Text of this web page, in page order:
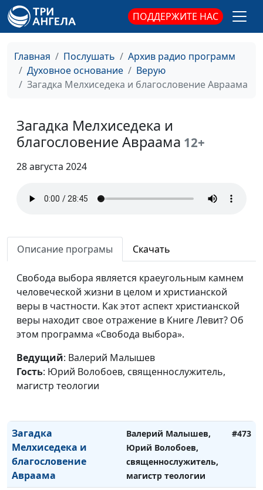
ПОДДЕРЖИТЕ НАС
Главная Послушать
Архив радио программ
Духовное основание
Верую
Загадка Мелхиседека и благословение Авраама
Загадка Мелхиседека и
благословение Авраама 12+
28 августа 2024
Описание програмы Скачать
Свобода выбора является краеугольным камнем
человеческой жизни в целом и христианской
веры в частности. Как этот аспект христианской
веры находит свое отражение в Книге Левит? Об
этом программа «Свобода выбора».
Ведущий: Валерий Малышев
Гость: Юрий Волобоев, священнослужитель,
магистр теологии
магистр теологии
Уничтожение Содома
и судьба Лота
Валерий Малышев,
Юрий Волобоев,
священнослужитель,
магистр теологии
#479
Бога поменять
решение
священнослужитель,
магистр теологии
Ангелы в гостях у
священнослужитель,
Обновление завета
Бога с Авраамом
Юрий Волобоев,
священнослужитель,
магистр теологии
Сара и Агарь: к чему
приводят ошибки?
Валерий Малышев,
Юрий Волобоев,
священнослужитель,
магистр теологии
#475
Где наследник?
Обетование Божье
Аврааму
Валерий Малышев,
Юрий Волобоев,
Загадка
Мелхиседека и
благословение
Авраама
Валерий Малышев,
Юрий Волобоев,
священнослужитель,
магистр теологии
#473